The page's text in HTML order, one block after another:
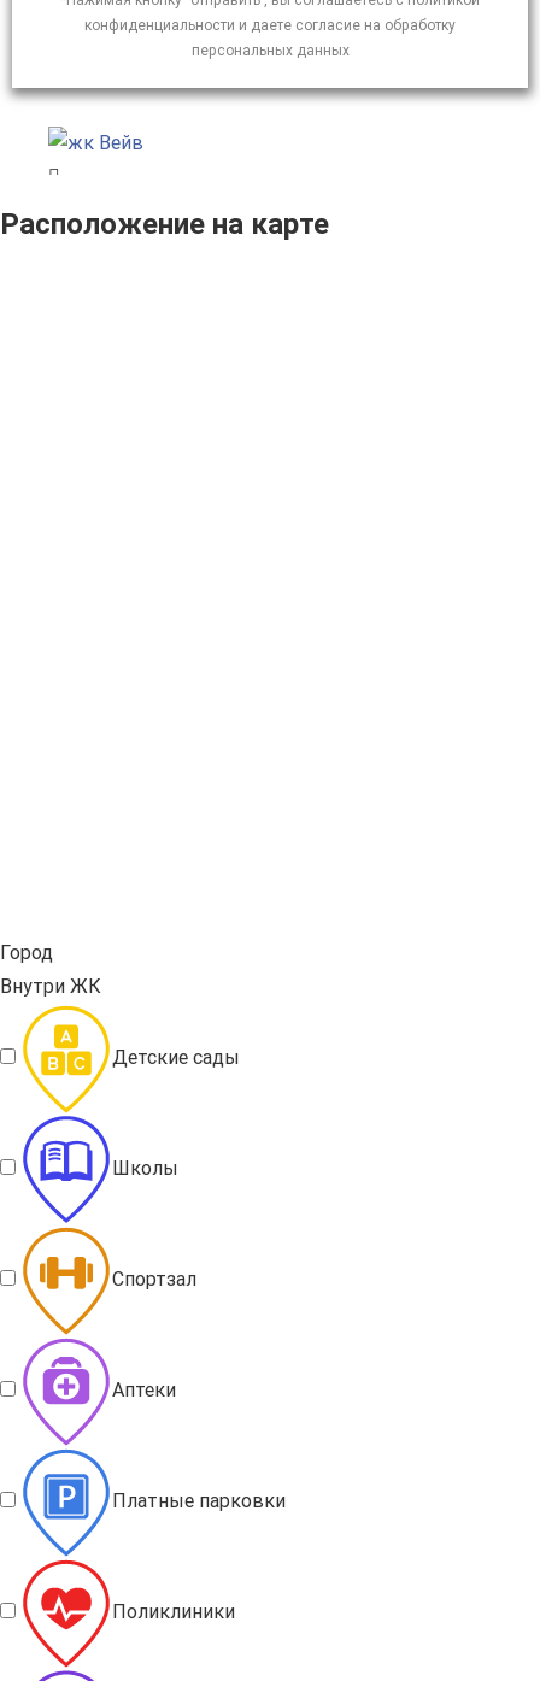
конфиденциальности и даете согласие на обработку
персональных данных
Расположение на карте
Город
Внутри ЖК
Детские сады
Школы
Спортзал
Аптеки
Платные парковки
Поликлиники